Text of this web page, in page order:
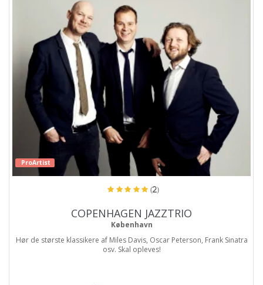
ProArtist
(2)
COPENHAGEN JAZZTRIO
København
Hør de største klassikere af Miles Davis, Oscar Peterson, Frank Sinatra
osv. Skal opleves!